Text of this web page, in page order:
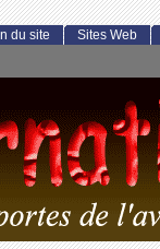
du site Sites Web